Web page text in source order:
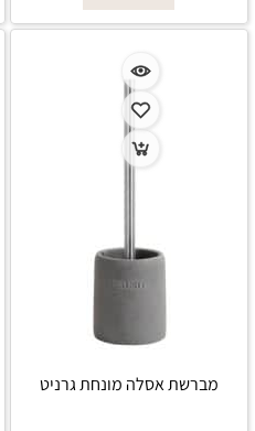
מברשת אסלה מונחת גרניט